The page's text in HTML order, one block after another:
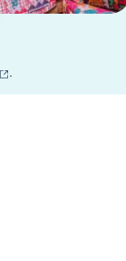
(abre em uma nova
.